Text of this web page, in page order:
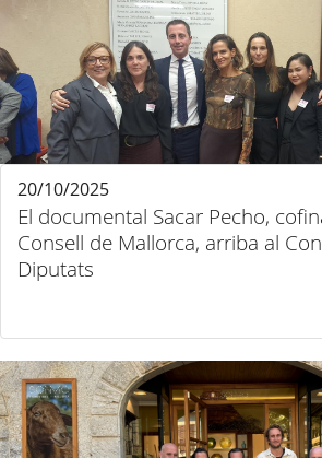
El documental Sacar Pecho,
Consell de Mallorca, arriba al
Diputats
20/10/2025